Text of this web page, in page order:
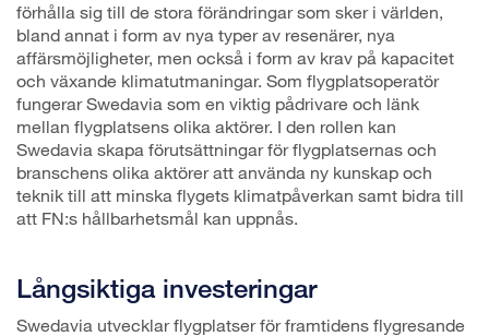
förhålla sig till de stora förändringar som sker i världen,
bland annat i form av nya typer av resenärer, nya
affärsmöjligheter, men också i form av krav på kapacitet
och växande klimatutmaningar. Som flygplatsoperatör
fungerar Swedavia som en viktig pådrivare och länk
mellan flygplatsens olika aktörer. I den rollen kan
Swedavia skapa förutsättningar för flygplatsernas och
branschens olika aktörer att använda ny kunskap och
teknik till att minska flygets klimatpåverkan samt bidra till
att FN:s hållbarhetsmål kan uppnås.
Långsiktiga investeringar
Swedavia utvecklar flygplatser för framtidens flygresande